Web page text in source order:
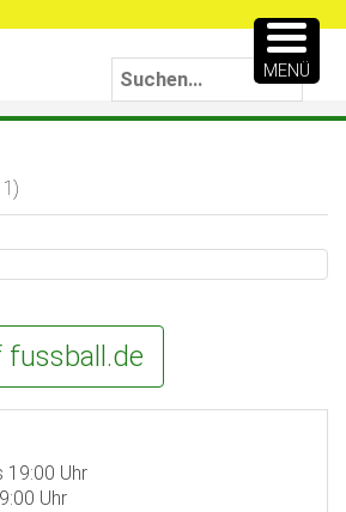
fussball.de
19:00 Uhr
Uhr
MENÜ